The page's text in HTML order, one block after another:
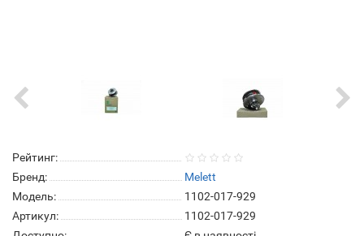
Рейтинг:
Бренд:
Melett
Модель:
1102-017-929
Артикул:
1102-017-929